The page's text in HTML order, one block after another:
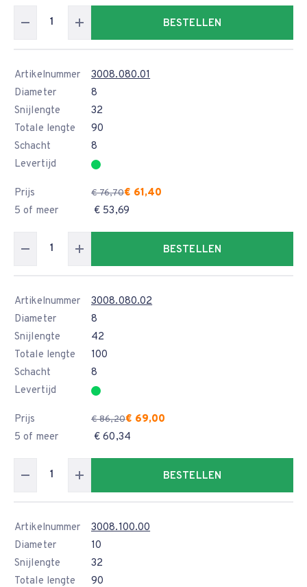
BESTELLEN
Artikelnummer
3008.080.01
Diameter
8
Snijlengte
32
Totale lengte
90
Schacht
8
Levertijd
Prijs € 76,70€ 61,40
5 of meer
€ 53,69
BESTELLEN
Artikelnummer
3008.080.02
Diameter
8
Snijlengte
42
Totale lengte
100
Schacht
8
Levertijd
Prijs € 86,20€ 69,00
5 of meer
€ 60,34
BESTELLEN
Artikelnummer
3008.100.00
Diameter
10
Snijlengte
32
Totale lengte
90